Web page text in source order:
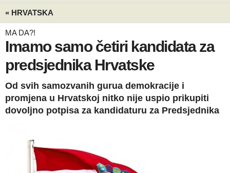
« HRVATSKA
MA DA?!
Imamo samo četiri kandidata za
predsjednika Hrvatske
Od svih samozvanih gurua demokracije i
promjena u Hrvatskoj nitko nije uspio prikupiti
dovoljno potpisa za kandidaturu za Predsjednika